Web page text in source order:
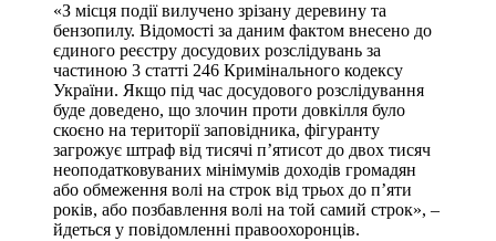
«З місця події вилучено зрізану деревину та
бензопилу. Відомості за даним фактом внесено до
єдиного реєстру досудових розслідувань за
частиною 3 статті 246 Кримінального кодексу
України. Якщо під час досудового розслідування
буде доведено, що злочин проти довкілля було
скоєно на території заповідника, фігуранту
загрожує штраф від тисячі п’ятисот до двох тисяч
неоподатковуваних мінімумів доходів громадян
або обмеження волі на строк від трьох до п’яти
років, або позбавлення волі на той самий строк», –
йдеться у повідомленні правоохоронців.